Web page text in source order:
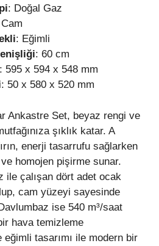
: Doğal Gaz
: Eğimli
: 60 cm
: 595 x 594 x 548 mm
: 50 x 580 x 520 mm
Ankastre Set, beyaz rengi ve
şıklık katar. A
enerji tasarrufu sağlarken
homojen pişirme sunar.
ile çalışan dört adet ocak
cam yüzeyi sayesinde
ise 540 m³/saat
hava temizleme
eğimli tasarımı ile modern bir